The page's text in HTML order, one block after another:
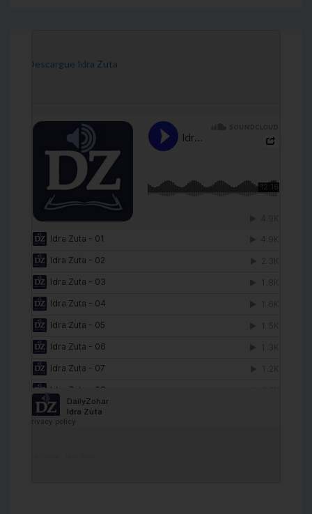
[Descargue Idra Zuta